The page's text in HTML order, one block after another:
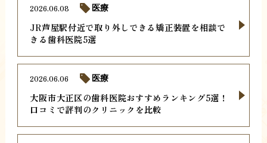
JR芦屋駅付近で取り外しできる矯正装置を相談で
きる歯科医院5選
2026.06.08 医療
大阪市大正区の歯科医院おすすめランキング5選！
口コミで評判のクリニックを比較
2026.06.06 医療